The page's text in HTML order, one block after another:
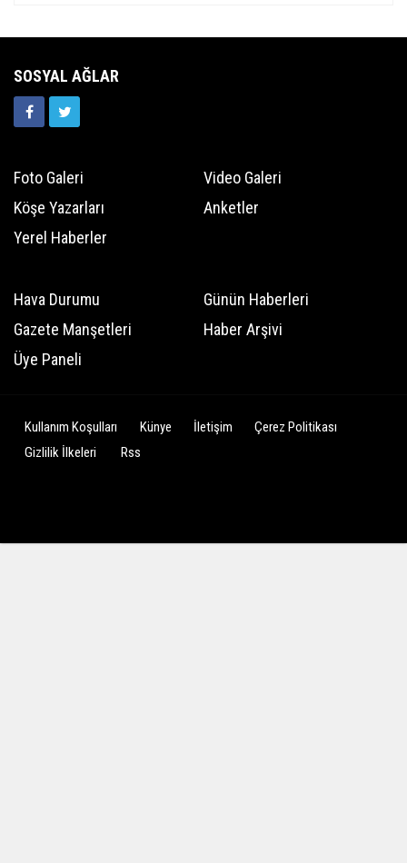
SOSYAL AĞLAR
Foto Galeri
Video Galeri
Köşe Yazarları
Anketler
Yerel Haberler
Hava Durumu
Günün Haberleri
Gazete Manşetleri
Haber Arşivi
Üye Paneli
Kullanım Koşulları Künye İletişim
Çerez Politikası
Gizlilik İlkeleri
Rss